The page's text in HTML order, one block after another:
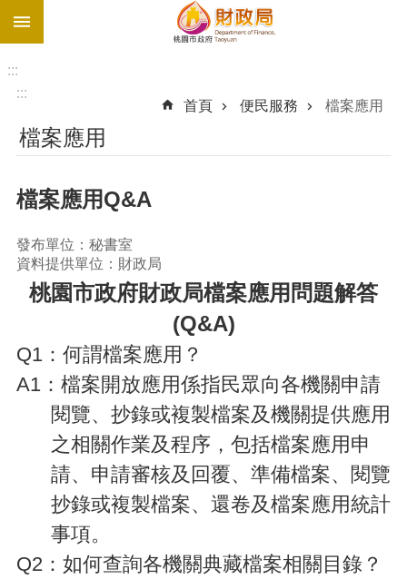
跳到主要內容區塊
最
新
務
通
園
地
階
搜
尋
認
識
:::
:::
首頁
便民服務 檔案應用
檔案應用
檔案應用Q&A
發布單位：秘書室
資料提供單位：財政局
桃園市政府財政局檔案應用問題解答
(Q&A)
Q1 ：何謂檔案應用？
A1 ：檔案開放應用係指民眾向各機關申請
閱覽、抄錄或複製檔案及機關提供應用
之相關作業及程序，包括檔案應用申
請、申請審核及回覆、準備檔案、閱覽
抄錄或複製檔案、還卷及檔案應用統計
事項。
Q2 ：如何查詢各機關典藏檔案相關目錄？